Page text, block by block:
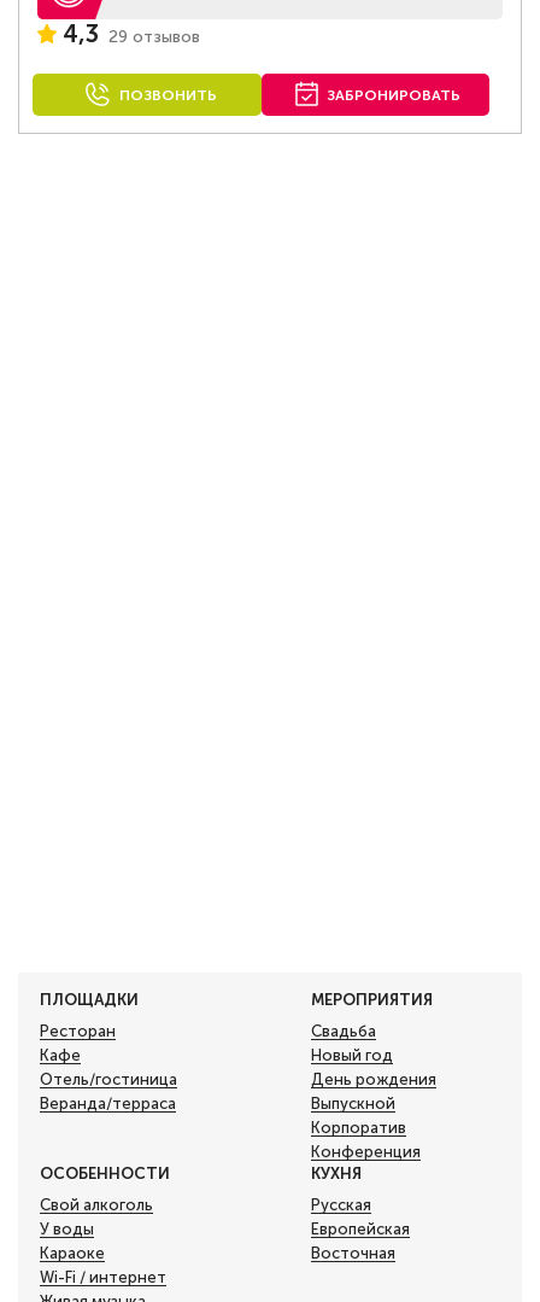
4,3 29 отзывов
ПОЗВОНИТЬ ЗАБРОНИРОВАТЬ
ПЛОЩАДКИ
Ресторан
Кафе
Отель/гостиница
Веранда/терраса
МЕРОПРИЯТИЯ
Свадьба
Новый год
День рождения
Выпускной
Корпоратив
Конференция
ОСОБЕННОСТИ
Свой алкоголь
У воды
Караоке
Wi-Fi / интернет
КУХНЯ
Русская
Европейская
Восточная